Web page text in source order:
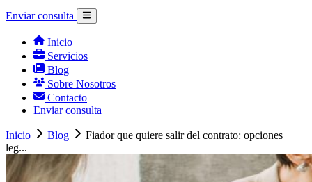
Enviar consulta
Inicio
Servicios
Blog
Sobre Nosotros
Contacto
Enviar consulta
Inicio Blog
Fiador que quiere salir del contrato: opciones
leg...